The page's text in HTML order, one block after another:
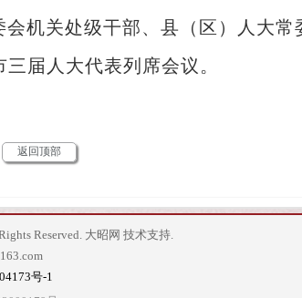
机关处级干部、县（区）人大常
届人大代表列席会议。
返回顶部
Reserved. 大昭网 技术支持.
号-1